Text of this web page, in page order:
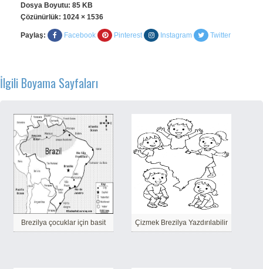
Dosya Boyutu: 85 KB
Çözünürlük: 1024 × 1536
Paylaş: Facebook Pinterest Instagram Twitter
İlgili Boyama Sayfaları
Brezilya çocuklar için basit Çizmek Brezilya Yazdırılabilir